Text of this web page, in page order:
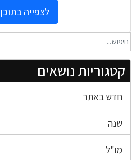
טקסט חופשי...
קטגוריות נושאים
חדש באתר
שנה
מו"ל
לצפייה בתוכן